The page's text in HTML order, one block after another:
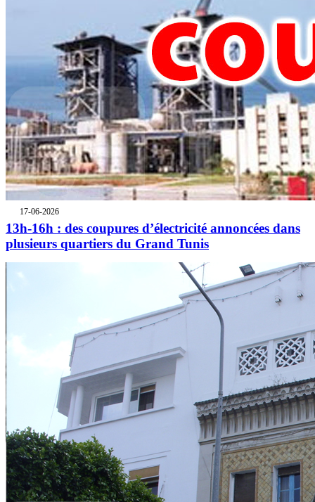
17-06-2026
13h-16h : des coupures d’électricité annoncées dans
plusieurs quartiers du Grand Tunis